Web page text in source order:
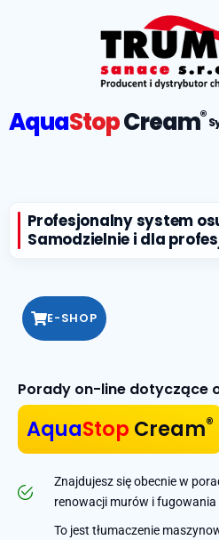
AquaStopCream®
Profesjonalny system
Samodzielnie i dla
E-SHOP
Porady on-line dotyczące
AquaStop Cream®
Znajdujesz się obecnie w
renowacji murów i fugowania
To jest tłumaczenie